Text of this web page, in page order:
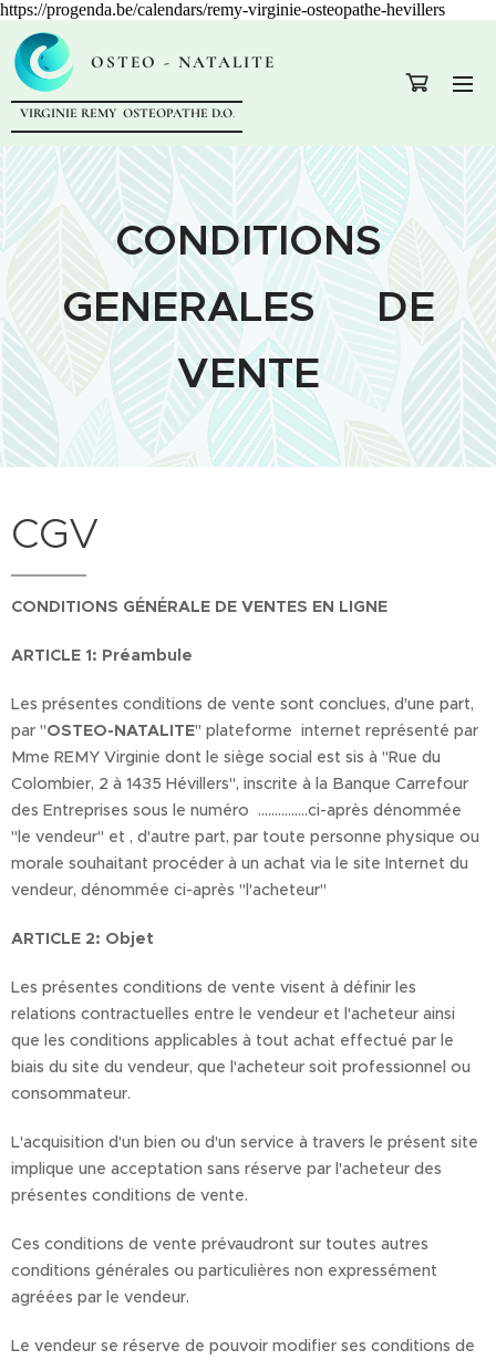
https://progenda.be/calendars/remy-virginie-osteopathe-hevillers
OSTEO - NATALITE
VIRGINIE REMY OSTEOPATHE D.O.
CONDITIONS
GENERALES DE
VENTE
CGV
CONDITIONS GÉNÉRALE DE VENTES EN LIGNE
ARTICLE 1: Préambule
Les présentes conditions de vente sont conclues, d'une part,
par "OSTEO-NATALITE" plateforme internet représenté par
Mme REMY Virginie dont le siège social est sis à "Rue du
Colombier, 2 à 1435 Hévillers", inscrite à la Banque Carrefour
des Entreprises sous le numéro ...............ci-après dénommée
"le vendeur" et , d'autre part, par toute personne physique ou
morale souhaitant procéder à un achat via le site Internet du
vendeur, dénommée ci-après "l'acheteur"
ARTICLE 2: Objet
Les présentes conditions de vente visent à définir les
relations contractuelles entre le vendeur et l'acheteur ainsi
que les conditions applicables à tout achat effectué par le
biais du site du vendeur, que l'acheteur soit professionnel ou
consommateur.
L'acquisition d'un bien ou d'un service à travers le présent site
implique une acceptation sans réserve par l'acheteur des
présentes conditions de vente.
Ces conditions de vente prévaudront sur toutes autres
conditions générales ou particulières non expressément
agréées par le vendeur.
Le vendeur se réserve de pouvoir modifier ses conditions de